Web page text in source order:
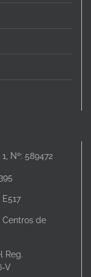
Nº: 589472
Centros de
Reg.
V